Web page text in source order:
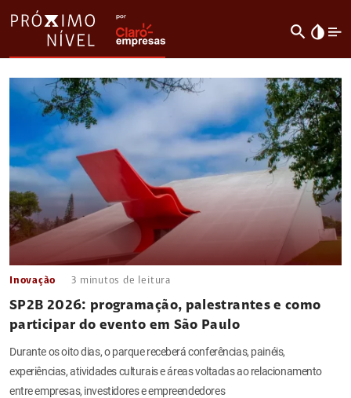
search invert_colors
Inovação 3 minutos de leitura
SP2B 2026: programação, palestrantes e como
participar do evento em São Paulo
Durante os oito dias, o parque receberá conferências, painéis,
experiências, atividades culturais e áreas voltadas ao relacionamento
entre empresas, investidores e empreendedores